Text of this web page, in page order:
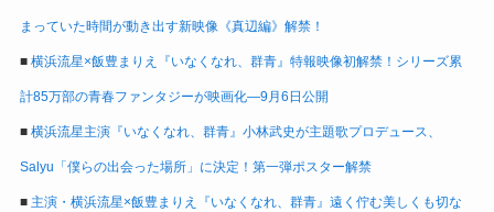
まっていた時間が動き出す新映像《真辺編》解禁！
■ 横浜流星×飯豊まりえ『いなくなれ、群青』特報映像初解禁！シリーズ累
計85万部の青春ファンタジーが映画化―9月6日公開
■ 横浜流星主演『いなくなれ、群青』小林武史が主題歌プロデュース、
Salyu「僕らの出会った場所」に決定！第一弾ポスター解禁
■ 主演・横浜流星×飯豊まりえ『いなくなれ、群青』遠く佇む美しくも切な